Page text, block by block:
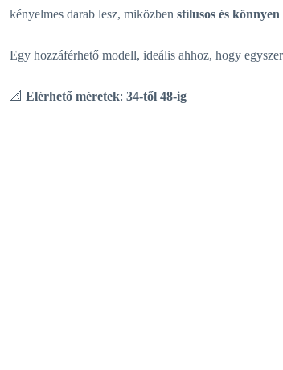
kényelmes darab lesz, miközben stílusos és
Egy hozzáférhető modell, ideális ahhoz, hogy
📐 Elérhető méretek: 34-től 48-ig